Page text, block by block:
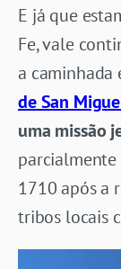
E já que
Fe, vale
a caminhada
de San
uma missão
1710 após a
tribos locais